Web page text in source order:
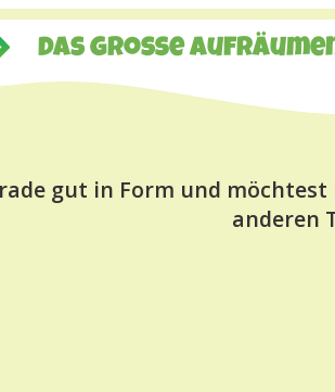
Das große
gut in Form und
anderen